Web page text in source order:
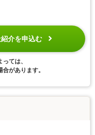
介を申込む
ては、
があります。